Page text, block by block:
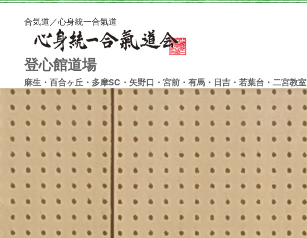
合気道／心身統一合氣道
登心館道場
麻生・百合ヶ丘・多摩SC・矢野口・宮前・有馬・日吉・若葉台・二宮教室